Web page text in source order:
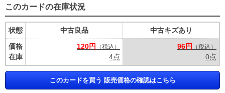
このカードの在庫状況
状態
価格
在庫
中古良品
120円
（税込）
4点
中古キズあり
96円
（税込）
0点
このカードを買う 販売価格の確認はこちら